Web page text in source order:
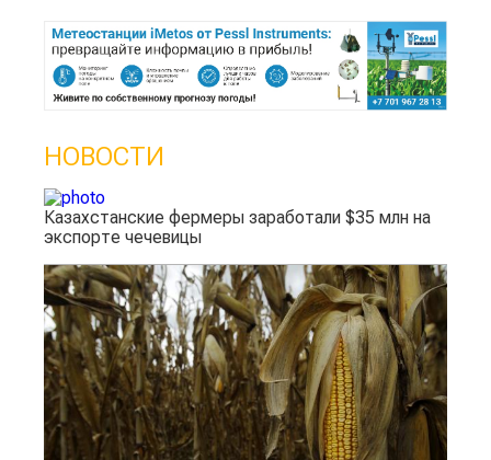
НОВОСТИ
Казахстанские фермеры заработали $35 млн на
экспорте чечевицы